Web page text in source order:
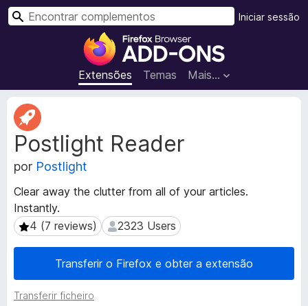
C
o
m
p
m
e
t
s
d
F
Extensões Temas Mais…
Iniciar sessão
P
Postlight Reader
por Postlight
Clear away the clutter from all of your articles.
Instantly.
4 (7 reviews)
4 (7 reviews) 2323 Users
2323 Users
Transferir o Firefox e obter a extensão
Transferir ficheiro
M
e
t
a
d
d
o
s
d
x
t